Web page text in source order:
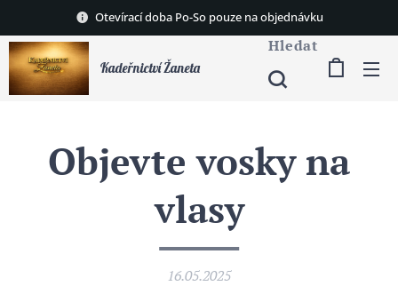
Otevírací doba Po-So pouze na objednávku
Kadeřnictví Žaneta
Hledat
Objevte vosky na
vlasy
16.05.2025